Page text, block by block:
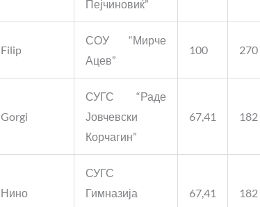
Пејчиновиќ”
Filip
СОУ “Мирче
Ацев”
100 270
Gorgi
СУГС “Раде
Јовчевски
Корчагин”
67,41 182
Нино
СУГС
Гимназија
67,41 182